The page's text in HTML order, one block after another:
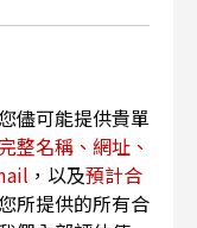
儘可能提供貴單
完整名稱、網址、
，以及預計合
所提供的所有合